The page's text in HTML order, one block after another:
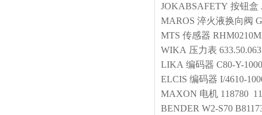
JOKABSAFETY 按钮盒
MAROS 淬火液换向阀
MTS 传感器
WIKA 压力表
LIKA 编码器 C80-Y-
ELCIS 编码器 I/4610-
MAXON 电机 118780
BENDER W2-S70